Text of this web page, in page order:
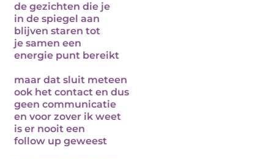
de gezichten die je
in de spiegel aan
blijven staren tot
je samen een
energie punt bereikt
maar dat sluit meteen
ook het contact en dus
geen communicatie
en voor zover ik weet
is er nooit een
follow up geweest